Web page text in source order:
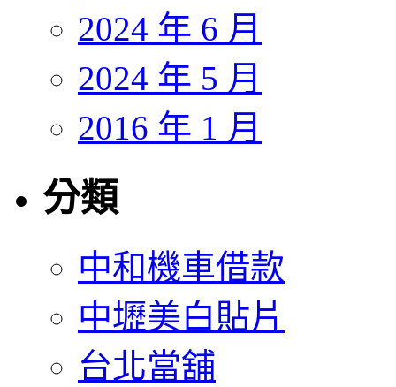
2024 年 6 月
2024 年 5 月
2016 年 1 月
分類
中和機車借款
中壢美白貼片
台北當舖